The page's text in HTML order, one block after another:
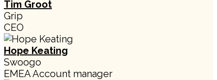
Tim Groot
Grip
CEO
Hope Keating
Swoogo
EMEA Account manager